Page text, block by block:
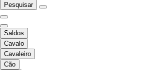
Pesquisar
Saldos
Cavalo
Cavaleiro
Cão